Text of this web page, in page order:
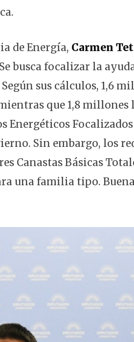
de Energía, Carmen
busca focalizar la
Según sus cálculos, 1,6
que 1,8
Energéticos
Sin embargo, los
Canastas Básicas
una familia tipo.